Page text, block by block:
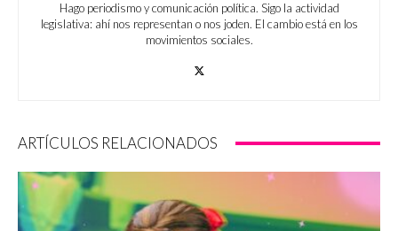
Hago periodismo y comunicación política. Sigo la actividad
legislativa: ahí nos representan o nos joden. El cambio está en los
movimientos sociales.
ARTÍCULOS RELACIONADOS